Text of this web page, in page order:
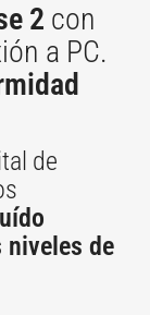
2 con
a PC.
de
de